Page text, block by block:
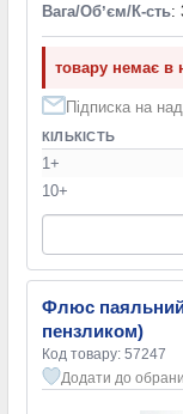
Вага/Обʼєм/К-сть:
товару немає в
Підписка на
КІЛЬКІСТЬ
1+
10+
Флюс
пензликом)
Код товару: 57247
Додати до